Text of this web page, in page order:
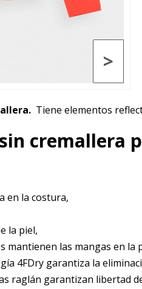
>
Tiene elementos
cremallera
en la costura,
la piel,
las mangas en la
4FDry garantiza la
raglán garantizan libertad